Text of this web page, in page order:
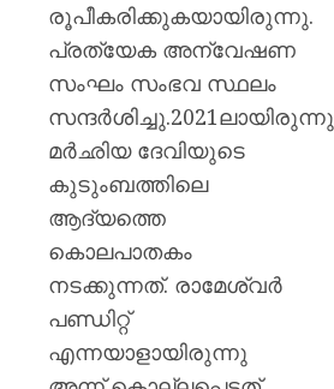
രൂപീകരിക്കുകയായിരുന്നു.
പ്രത്യേക അന്വേഷണ
സംഘം സംഭവ സ്ഥലം
സന്ദര്‍ശിച്ചു.2021ലായിരുന്നു
മര്‍ഛിയ ദേവിയുടെ
കുടുംബത്തിലെ
ആദ്യത്തെ
കൊലപാതകം
നടക്കുന്നത്. രാമേശ്വര്‍
പണ്ഡിറ്റ്
എന്നയാളായിരുന്നു